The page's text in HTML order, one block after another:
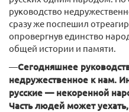
руководство
сразу же поспешил
опровергнув единство
общей истории и памяти.
—Сегодняшнее
недружественное к нам.
русские — некоренной
Часть людей может уехать,